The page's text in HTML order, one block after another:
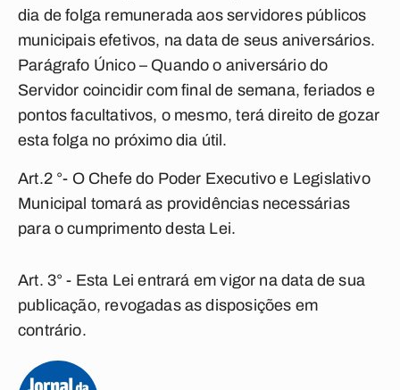
dia de folga remunerada aos servidores públicos
municipais efetivos, na data de seus aniversários.
Parágrafo Único – Quando o aniversário do
Servidor coincidir com final de semana, feriados e
pontos facultativos, o mesmo, terá direito de gozar
esta folga no próximo dia útil.
Art.2 °- O Chefe do Poder Executivo e Legislativo
Municipal tomará as providências necessárias
para o cumprimento desta Lei.
Art. 3° - Esta Lei entrará em vigor na data de sua
publicação, revogadas as disposições em
contrário.